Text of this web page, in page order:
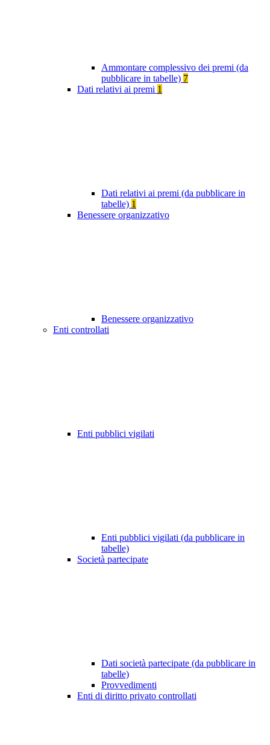
Ammontare complessivo dei premi (da
pubblicare in tabelle) 7
Dati relativi ai premi 1
Dati relativi ai premi (da pubblicare in
tabelle) 1
Benessere organizzativo
Benessere organizzativo
Enti controllati
Enti pubblici vigilati
Enti pubblici vigilati (da pubblicare in
tabelle)
Società partecipate
Dati società partecipate (da pubblicare in
tabelle)
Provvedimenti
Enti di diritto privato controllati